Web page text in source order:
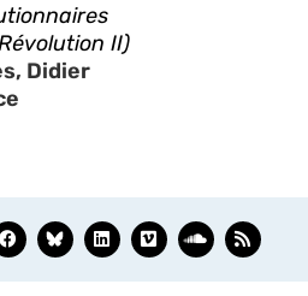
II)
Didier